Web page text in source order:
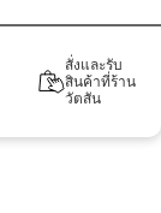
สั่งและรับ
สินค้าที่ร้าน
วัตสัน